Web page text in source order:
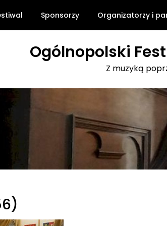
Sponsorzy Organizatorzy i
Ogólnopolski
Z muzyką